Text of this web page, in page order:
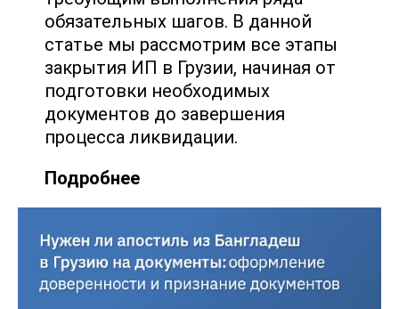
обязательных шагов. В данной
статье мы рассмотрим все этапы
закрытия ИП в Грузии, начиная от
подготовки необходимых
документов до завершения
процесса ликвидации.
Подробнее